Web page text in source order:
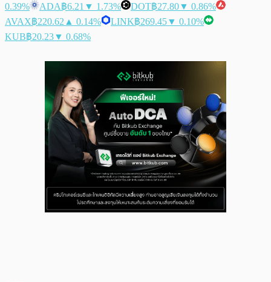
0.39%
ADA฿6.21 ▼ 1.73% DOT฿27.80▼ 0.86%
AVAX฿220.62 ▲ 0.14% LINK฿269.45▼ 0.10%
KUB฿20.23▼ 0.68%